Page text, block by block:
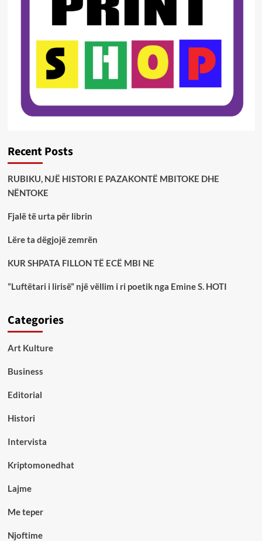
Recent Posts
RUBIKU, NJË HISTORI E PAZAKONTË MBITOKE DHE
NËNTOKE
Fjalë të urta për librin
Lëre ta dëgjojë zemrën
KUR SHPATA FILLON TË ECË MBI NE
”Luftëtari i lirisë” një vëllim i ri poetik nga Emine S. HOTI
Categories
Art Kulture
Business
Editorial
Histori
Intervista
Kriptomonedhat
Lajme
Me teper
Njoftime